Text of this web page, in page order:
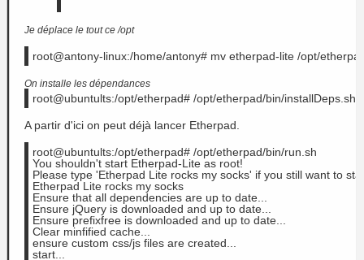
Je déplace le tout ce /opt
root@antony-linux:/home/antony# mv etherpad-lite /opt/
On installe les dépendances
root@ubuntults:/opt/etherpad# /opt/etherpad/bin/installDeps.sh
A partir d'ici on peut déjà lancer Etherpad.
root@ubuntults:/opt/etherpad# /opt/etherpad/bin/run.sh
You shouldn't start Etherpad-Lite as root!
Please type 'Etherpad Lite rocks my socks' if you still want to
Etherpad Lite rocks my socks
Ensure that all dependencies are up to date...
Ensure jQuery is downloaded and up to date...
Ensure prefixfree is downloaded and up to date...
Clear minfified cache...
ensure custom css/js files are created...
start...